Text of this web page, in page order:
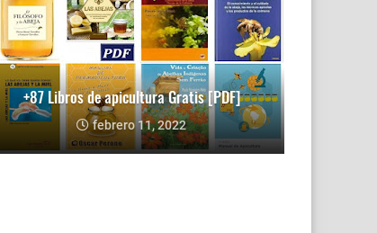
+87 Libros de apicultura Gratis [PDF]
febrero 11, 2022